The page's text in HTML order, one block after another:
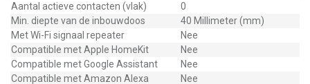
Aantal actieve contacten (vlak)
0
Min. diepte van de inbouwdoos
40 Millimeter (mm)
Met Wi-Fi signaal repeater
Nee
Compatible met Apple HomeKit
Nee
Compatible met Google Assistant
Nee
Compatible met Amazon Alexa
Nee